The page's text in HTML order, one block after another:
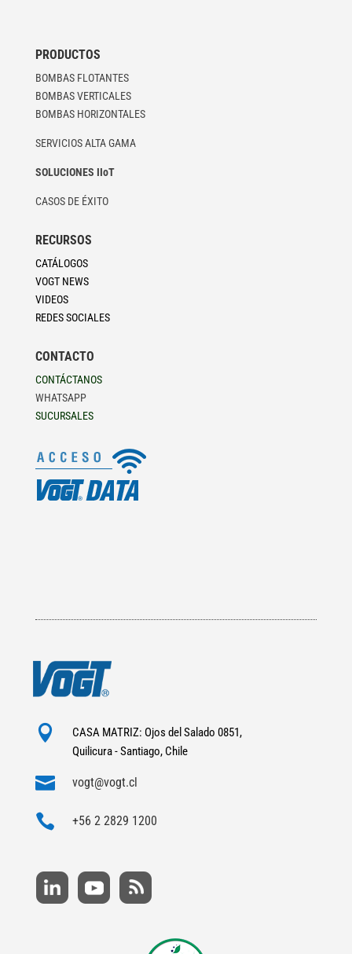
PRODUCTOS
BOMBAS FLOTANTES
BOMBAS VERTICALES
BOMBAS HORIZONTALES
SERVICIOS ALTA GAMA
SOLUCIONES IIoT
CASOS DE ÉXITO
RECURSOS
CATÁLOGOS
VOGT NEWS
VIDEOS
REDES SOCIALES
CONTACTO
CONTÁCTANOS
WHATSAPP
SUCURSALES

CASA MATRIZ: Ojos del Salado 0851,
Quilicura - Santiago, Chile
 vogt@vogt.cl
 +56 2 2829 1200